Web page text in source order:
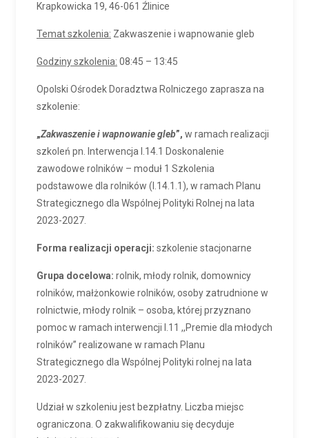
Krapkowicka 19, 46-061 Źlinice
Temat szkolenia: Zakwaszenie i wapnowanie gleb
Godziny szkolenia: 08:45 – 13:45
Opolski Ośrodek Doradztwa Rolniczego zaprasza na
szkolenie:
„Zakwaszenie i wapnowanie gleb”, w ramach realizacji
szkoleń pn. Interwencja I.14.1 Doskonalenie
zawodowe rolników – moduł 1 Szkolenia
podstawowe dla rolników (I.14.1.1), w ramach Planu
Strategicznego dla Wspólnej Polityki Rolnej na lata
2023-2027.
Forma realizacji operacji: szkolenie stacjonarne
Grupa docelowa: rolnik, młody rolnik, domownicy
rolników, małżonkowie rolników, osoby zatrudnione w
rolnictwie, młody rolnik – osoba, której przyznano
pomoc w ramach interwencji I.11 ,,Premie dla młodych
rolników” realizowane w ramach Planu
Strategicznego dla Wspólnej Polityki rolnej na lata
2023-2027.
Udział w szkoleniu jest bezpłatny. Liczba miejsc
ograniczona. O zakwalifikowaniu się decyduje